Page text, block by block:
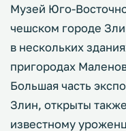
Музей Юго-
чешском городе
в нескольких
пригородах
Большая часть
Злин, открыты
известному